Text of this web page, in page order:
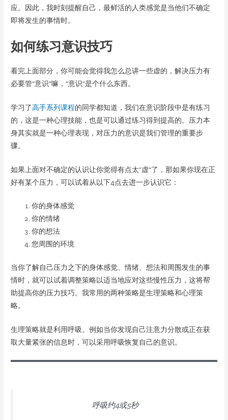
应。因此，我时刻提醒自己，最鲜活的人类感觉是当他们不确定
即将发生的事情时。
如何练习意识技巧
看完上面部分，你可能会觉得我怎么总讲一些虚的，解决压力有
必要管“意识”嘛，“意识”是个什么东西。
学习了高手系列课程的同学都知道，我们在意识阶段中是有练习
的，这是一种心理技能，也是可以通过练习得到提高的。压力本
身其实就是一种心理表现，对压力的意识是我们管理的重要步
骤。
如果上面对不确定的认识让你觉得有点太“虚”了，那如果你现在正
好有某个压力，可以试着从以下4点去进一步认识它：
你的身体感觉
你的情绪
你的想法
您周围的环境
当你了解自己压力之下的身体感觉、情绪、想法和周围发生的事
情时，就可以试着调整策略以适当地应对这些慢性压力，这将帮
助提高你的压力技巧。我常用的两种策略是生理策略和心理策
略。
生理策略就是利用呼吸。例如当你发现自己注意力分散或正在获
取大量紧张的信息时，可以采用呼吸恢复自己的意识。
呼吸约4或5秒